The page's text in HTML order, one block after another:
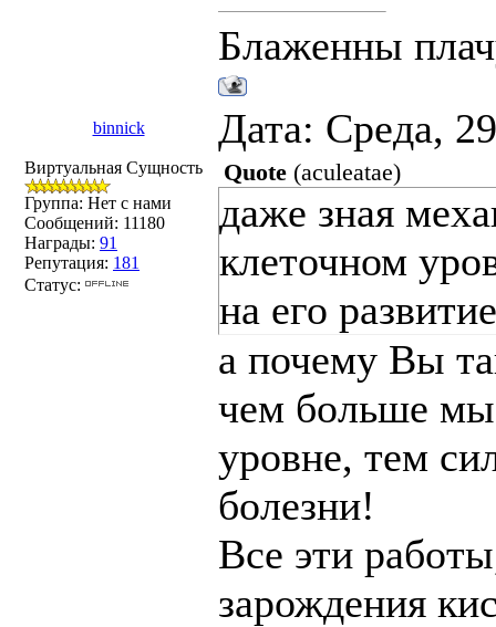
Блаженны
binnick Дата: Среда,
Виртуальная Сущность
Группа: Нет с нами
Сообщений: 11180
Награды: 91
Репутация: 181
Статус:
Quote (aculeatae)
даже зная
клеточном
на его
а почему Вы
чем больше мы
уровне, тем
болезни!
Все эти
зарождения